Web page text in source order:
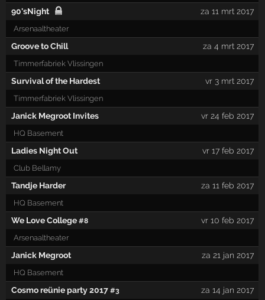
90'sNight za 11 mrt 2017
Arsenaaltheater
Groove to Chill za 4 mrt 2017
Timmerfabriek Vlissingen
Survival of the Hardest vr 3 mrt 2017
Timmerfabriek Vlissingen
Janick Megroot Invites vr 24 feb 2017
HQ Basement
Ladies Night Out vr 17 feb 2017
Club Bellamy
Tandje Harder za 11 feb 2017
HQ Basement
We Love College #8 vr 10 feb 2017
Arsenaaltheater
Janick Megroot za 21 jan 2017
HQ Basement
Cosmo reünie party 2017 #3 za 14 jan 2017